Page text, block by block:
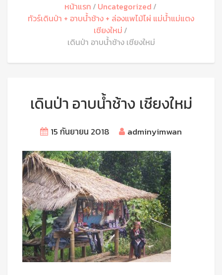
หน้าแรก
Uncategorized
ทัวร์เดินป่า + อาบน้ำช้าง + ล่องแพไม้ไผ่ แม่น้ำแม่แตง
เชียงใหม่
เดินป่า อาบน้ำช้าง เชียงใหม่
เดินป่า อาบน้ำช้าง เชียงใหม่
15 กันยายน 2018 adminyimwan